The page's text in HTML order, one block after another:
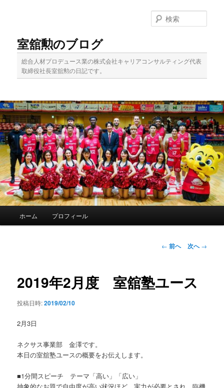
移
動
室舘勲のブログ
総合人材プロデュース業の株式会社キャリアコンサルティング代表
取締役社長室舘勲の日記です。
索
ホーム プロフィール
投
ゲ
← 前へ 次へ→
2019年2月度 室舘塾ユース
投稿日時:2019/02/10
2月3日
ネクサス事業部 金澤です。
本日の室舘塾ユースの概要をお伝えします。
■1分間スピーチ テーマ「高い」「広い」